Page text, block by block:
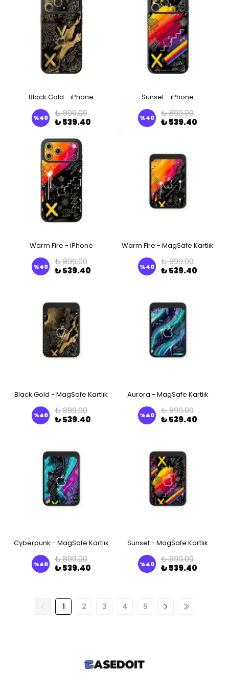
Black Gold - iPhone
%40
₺ 899.00
₺ 539.40
Sunset - iPhone
%40
₺ 899.00
₺ 539.40
Warm Fire - iPhone
%40
₺ 899.00
₺ 539.40
Warm Fire - MagSafe Kartlık
%40
₺ 899.00
₺ 539.40
Black Gold - MagSafe Kartlık
%40
₺ 899.00
₺ 539.40
Aurora - MagSafe Kartlık
%40
₺ 899.00
₺ 539.40
Cyberpunk - MagSafe Kartlık
%40
₺ 899.00
₺ 539.40
Sunset - MagSafe Kartlık
%40
₺ 899.00
₺ 539.40
1 2 3 4 5